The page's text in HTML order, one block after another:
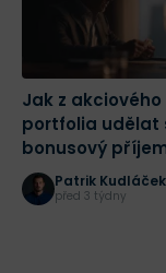
Jak z akciového
portfolia udělat
bonusový
měsíc?Patrik Kudláček
před 3 týdny